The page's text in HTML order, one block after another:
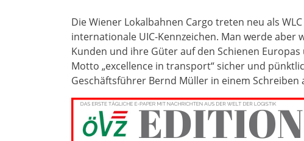
Die Wiener Lokalbahnen Cargo treten neu als
internationale UIC-Kennzeichen. Man werde
Kunden und ihre Güter auf den Schienen
Motto „excellence in transport“ sicher und
Geschäftsführer Bernd Müller in einem Schreiben